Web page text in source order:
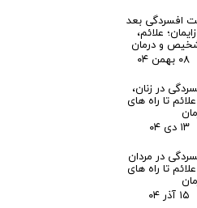
افسردگی بعد
زایمان؛ علائم،
و درمان
۰۸ بهمن ۰۴
در زنان،
علائم تا راه های
۱۳ دی ۰۴
در مردان
علائم تا راه های
۱۵ آذر ۰۴